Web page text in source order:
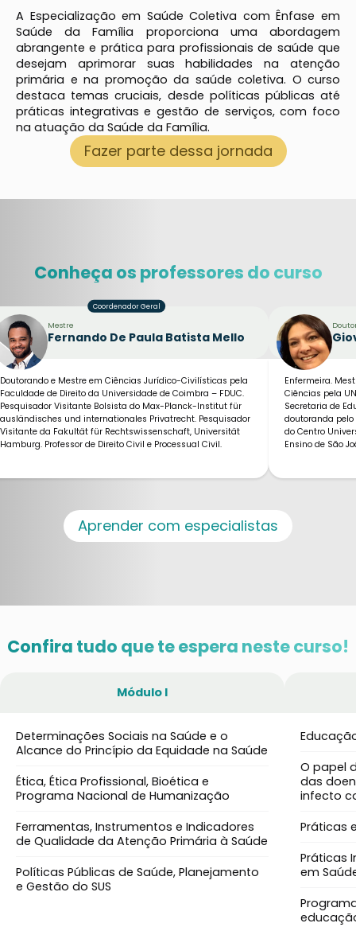
A Especialização em Saúde Coletiva com Ênfase em
Saúde da Família proporciona uma abordagem
abrangente e prática para profissionais de saúde que
desejam aprimorar suas habilidades na atenção
primária e na promoção da saúde coletiva. O curso
destaca temas cruciais, desde políticas públicas até
práticas integrativas e gestão de serviços, com foco
na atuação da Saúde da Família.
Fazer parte dessa jornada
Conheça os professores do curso
Mestre
Fernando De Paula Batista Mello
Doutorando e Mestre em Ciências Jurídico-Civilísticas pela
Faculdade de Direito da Universidade de Coimbra – FDUC.
Pesquisador Visitante Bolsista do Max-Planck-Institut für
ausländisches und internationales Privatrecht. Pesquisador
Visitante da Fakultät für Rechtswissenschaft, Universität
Hamburg. Professor de Direito Civil e Processual Civil.
Enfermeira.
Ciências pela
Secretaria de
doutoranda pelo
do Centro
Ensino de São
Aprender com especialistas
Confira tudo que te espera neste curso!
Módulo I
Determinações Sociais na Saúde e o
Alcance do Princípio da Equidade na Saúde
Ética, Ética Profissional, Bioética e
Programa Nacional de Humanização
Ferramentas, Instrumentos e Indicadores
de Qualidade da Atenção Primária à Saúde
Políticas Públicas de Saúde, Planejamento
e Gestão do SUS
O papel
das
infecto
Práticas
Práticas
em